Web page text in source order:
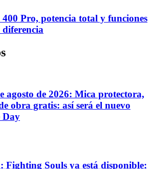
Pro, potencia total y funciones
agosto de 2026: Mica protectora,
obra gratis: así será el nuevo
Day
Souls ya está disponible: